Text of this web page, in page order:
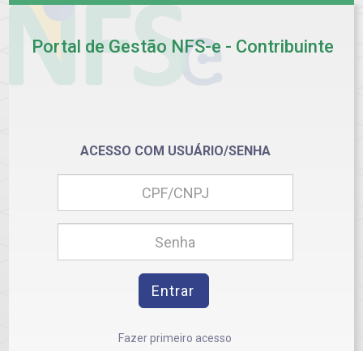
Portal de Gestão NFS-e - Contribuinte
ACESSO COM USUÁRIO/SENHA
Entrar
Fazer primeiro acesso